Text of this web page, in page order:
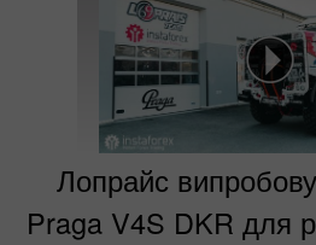
Лопрайс
Praga V4S DKR для